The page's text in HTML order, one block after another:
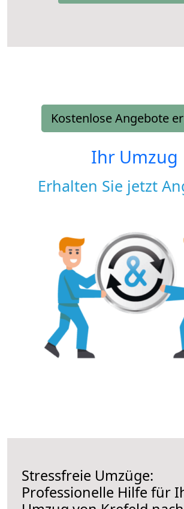
Kostenlose Angebote
Ihr Umzug
Erhalten Sie jetzt
Stressfreie Umzüge:
Professionelle Hilfe für